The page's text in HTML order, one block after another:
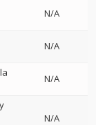
N/A
N/A
N/A
N/A